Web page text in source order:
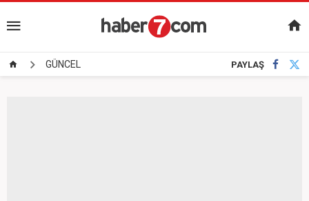
GÜNCEL PAYLAŞ